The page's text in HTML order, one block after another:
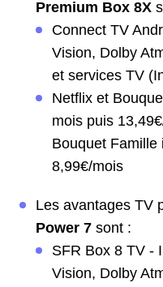
Premium Box 8X
Connect TV
Vision, Dolby
et services TV
Netflix et
mois puis
Bouquet Famille
8,99€/mois
Les avantages TV
Power 7 sont :
SFR Box 8 TV -
Vision, Dolby